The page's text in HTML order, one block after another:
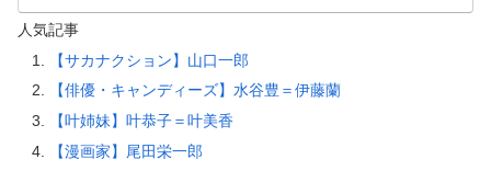
人気記事
【サカナクション】山口一郎
【俳優・キャンディーズ】水谷豊＝伊藤蘭
【叶姉妹】叶恭子＝叶美香
【漫画家】尾田栄一郎